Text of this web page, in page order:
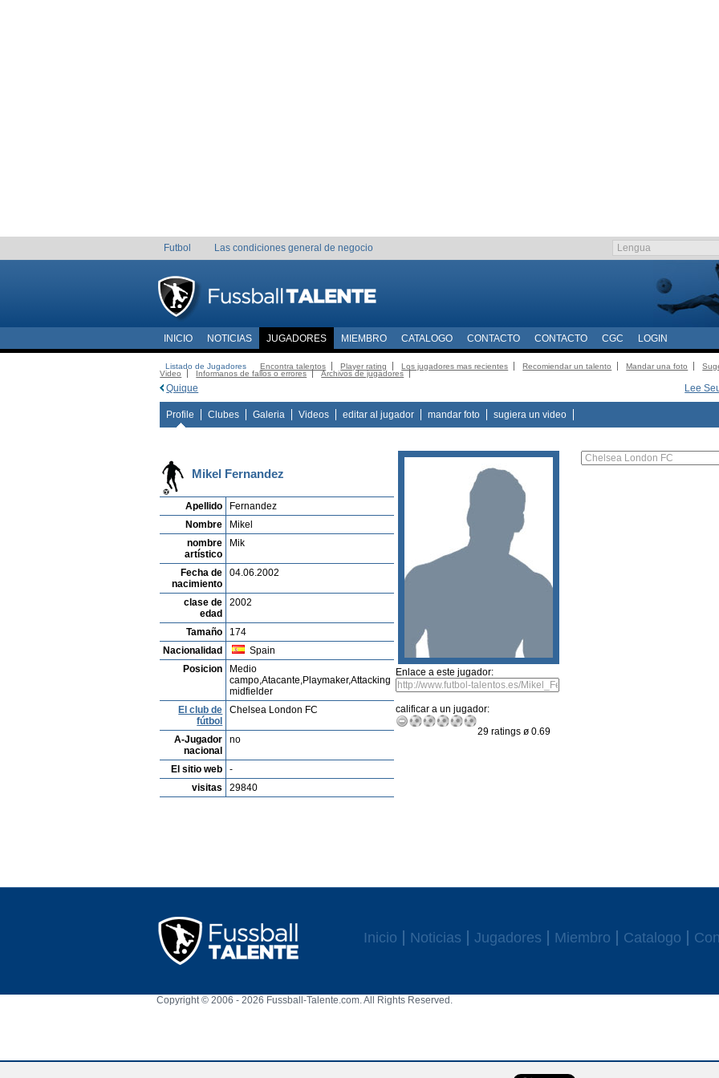
Futbol Las condiciones general de negocio
INICIO NOTICIAS JUGADORES MIEMBRO CATALOGO CONTACTO CONTACTO CGC LOGIN
Listado de Jugadores Encontra talentos Player rating Los jugadores mas recientes Recomiendar un talento Mandar una foto
Video
Informanos de fallos o errores Archivos de jugadores
Lee
Quique
Profile Clubes Galeria Videos editar al jugador mandar foto sugiera un video
Mikel Fernandez
Apellido
Fernandez
Nombre
Mikel
nombre
artístico
Mik
Fecha de
nacimiento
04.06.2002
clase de
edad
2002
Tamaño
174
Nacionalidad
Spain
Posicion
Medio
campo,Atacante,Playmaker,Attacking
midfielder
El club de
fútbol
Chelsea London FC
A-Jugador
nacional
no
El sitio web
-
visitas
29840
Enlace a este jugador:
calificar a un jugador:
29 ratings ø 0.69
Inicio Noticias Jugadores Miembro Catalogo
Copyright © 2006 - 2026 Fussball-Talente.com. All Rights Reserved.